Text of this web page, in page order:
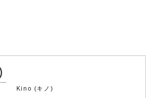
Kino (キノ)